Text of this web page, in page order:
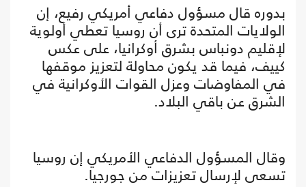
بدوره قال مسؤول دفاعي أمريكي رفيع، إن
الولايات المتحدة ترى أن روسيا تعطي أولوية
لإقليم دونباس بشرق أوكرانيا، على عكس
كييف، فيما قد يكون محاولة لتعزيز موقفها
في المفاوضات وعزل القوات الأوكرانية في
الشرق عن باقي البلاد.
وقال المسؤول الدفاعي الأمريكي إن روسيا
تسعى لإرسال تعزيزات من جورجيا.